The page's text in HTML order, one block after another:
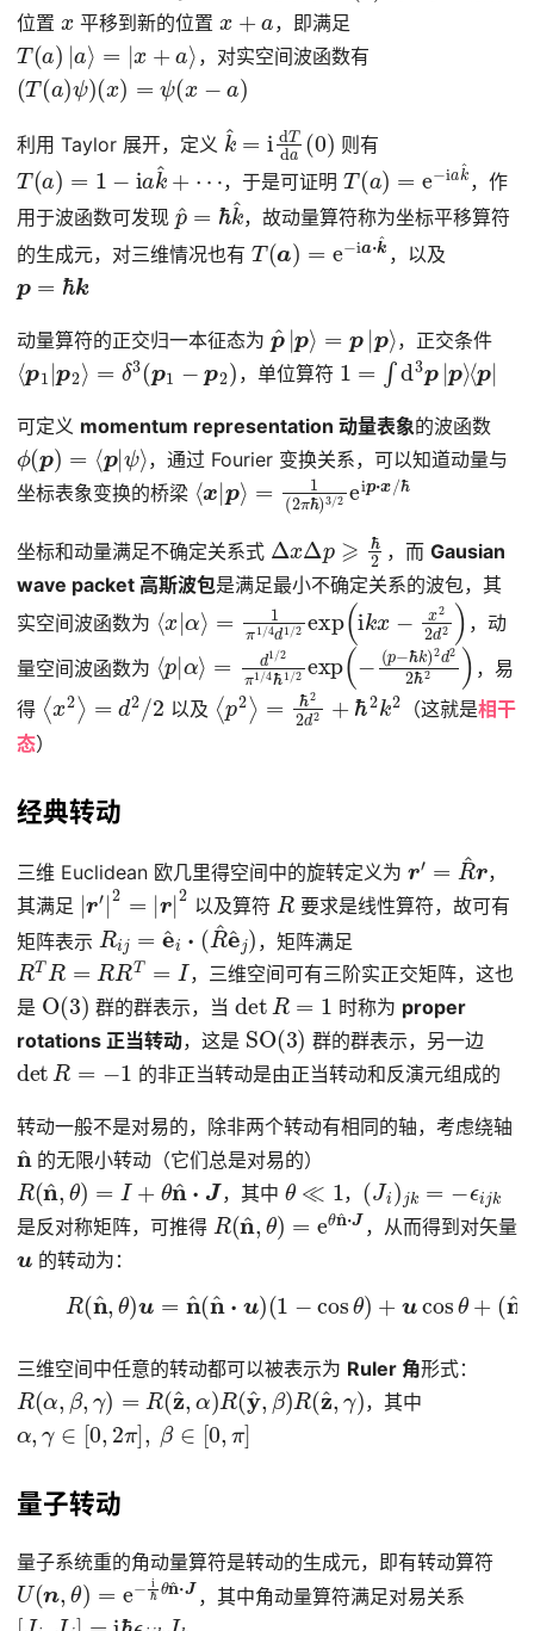
位置
平移到新的位置 ，即满足
T(a ) a ⟩ =| + a⟩ ，对实空间波函数有
(T(a)ψ) (x )= ( x− a
利用 Taylor 展开，定义 k idTda(0)
则有
T(a ) − ^ +⋯ ，于是可证明T(a ) ak^，作
用于波函数可发现 p ℏk ，故动量算符称为坐标平移算符
的生成元，对三维情况也有 T(a )= a⋅k^ ，以及
p=ℏk
动量算符的正交归一本征态为 p ^ p p ，正交条件
⟨p |p 2⟩= 3 (p 1 p 2) ，单位算符 1= ∫d 3p| p⟩⟨p|
可定义 momentum representation 动量表象的波函数
ϕ( p) p ψ ⟩ ，通过 Fourier 变换关系，可以知道动量与
坐标表象变换的桥梁 ⟨ | ⟩
= ( 2π 3/2e i p ⋅x/ℏ
坐标和动量满足不确定关系式 Δ Δp ⩾ℏ ，而 Gausian
wave packet 高斯波包是满足最小不确定关系的波包，其
实空间波函数为 ⟨ | ⟩
= 1π 1 2 x− d2 )
，动
量空间波函数为 ⟨ p| α /2π 1/2 exp(−
(p − ℏ 22
，易
得 ⟨x 2⟩ 2/ 2 以及 ⟨ p2
= ℏ2 2d 2+ k2 （这就是相干
态）
经典转动
三维 Euclidean 欧几里得空间中的旋转定义为 = ^r
，
其满足 | |2 | 2 以及算符 R 要求是线性算符，故可有
矩阵表示 Ri e^i⋅ ^e^ ) ，矩阵满足
RTR= R RT=I
，三维空间可有三阶实正交矩阵，这也
是 O (3) 群的群表示，当 det R= 时称为 proper
rotations 正当转动，这是 SO (3) 群的群表示，另一边
det R= 的非正当转动是由正当转动和反演元组成的
转动一般不是对易的，除非两个转动有相同的轴，考虑绕轴
n ^
的无限小转动（它们总是对易的）
R(n^ θ) +θ ^⋅J ，其中 θ ， ( Ji )
是反对称矩阵，可推得 R(n^ θ) θn^⋅J，从而得到对矢量
的转动为：
(n^,θ )u n ^⋅u −cos ucos
u)sin θ
三维空间中任意的转动都可以被表示为 Ruler 角形式：
R(α β,γ )=R(z^,α R(y^,β )R( z^,γ) ，其中
,γ ∈ 0,2π ], β∈ 0, ]
量子转动
量子系统重的角动量算符是转动的生成元，即有转动算符
U(n , θ)= e−i ℏθn^ ⋅J，其中角动量算符满足对易关系
[ Ji Jj ]= ℏϵi k